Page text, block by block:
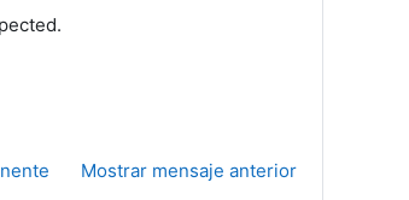
Mostrar mensaje anterior